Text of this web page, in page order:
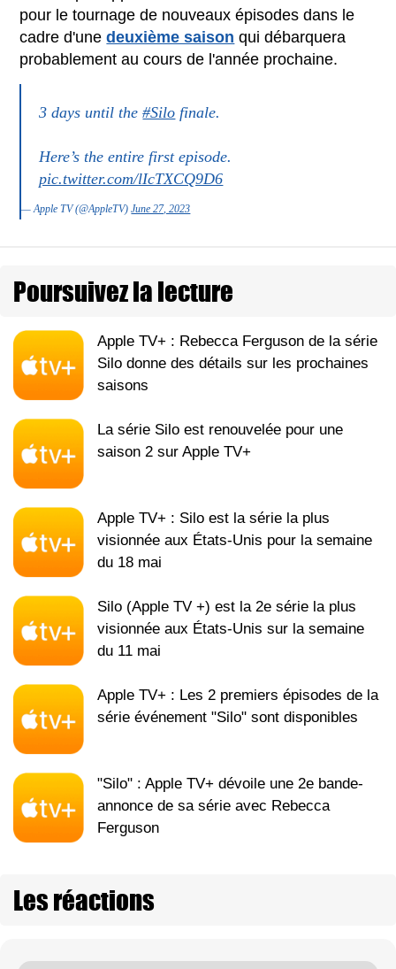
pour le tournage de nouveaux épisodes dans le
cadre d'unedeuxième saison qui débarquera
probablement au cours de l'année prochaine.
3 days until the#Silo finale.
Here’s the entire first episode.
pic.twitter.com/lIcTXCQ9D6
— Apple TV (@AppleTV)June 27, 2023
Poursuivez la lecture
Apple TV+ : Rebecca Ferguson de la série
Silo donne des détails sur les prochaines
saisons
La série Silo est renouvelée pour une
saison 2 sur Apple TV+
Apple TV+ : Silo est la série la plus
visionnée aux États-Unis pour la semaine
du 18 mai
Silo (Apple TV +) est la 2e série la plus
visionnée aux États-Unis sur la semaine
du 11 mai
Apple TV+ : Les 2 premiers épisodes de la
série événement "Silo" sont disponibles
"Silo" : Apple TV+ dévoile une 2e bande-
annonce de sa série avec Rebecca
Ferguson
Les réactions